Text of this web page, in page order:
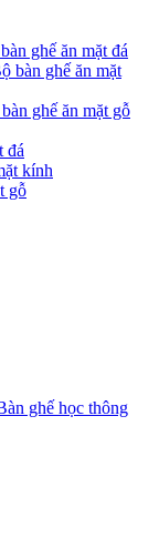
ghế ăn mặt đá
bàn ghế ăn mặt
ghế ăn mặt gỗ
đá
kính
gỗ
ghế học thông